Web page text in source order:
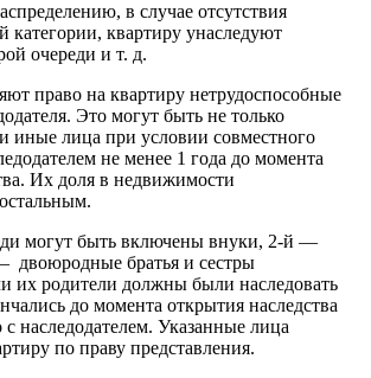
в случае отсутствия
категории, квартиру унаследуют
очереди и т. д.
право на квартиру нетрудоспособные
Это могут быть не только
иные лица при условии совместного
не менее 1 года до момента
Их доля в недвижимости
могут быть включены внуки, 2-й —
двоюродные братья и сестры
их родители должны были наследовать
до момента открытия наследства
наследодателем. Указанные лица
по праву представления.